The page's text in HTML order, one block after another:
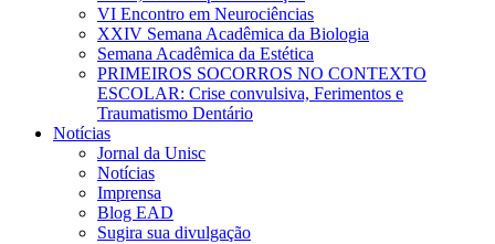
VI Encontro em Neurociências
XXIV Semana Acadêmica da Biologia
Semana Acadêmica da Estética
PRIMEIROS SOCORROS NO CONTEXTO
ESCOLAR: Crise convulsiva, Ferimentos e
Traumatismo Dentário
Notícias
Jornal da Unisc
Notícias
Imprensa
Blog EAD
Sugira sua divulgação